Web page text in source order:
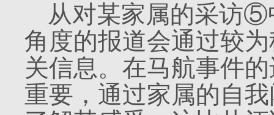
从对某家属的采访⑤
角度的报道会通过较
关信息。在马航事件
重要，通过家属的自